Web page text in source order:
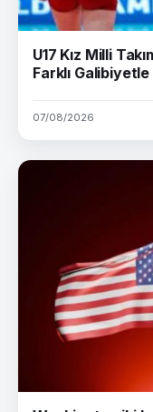
U17 Kız Milli
Farklı Galibiyetle
07/08/2026